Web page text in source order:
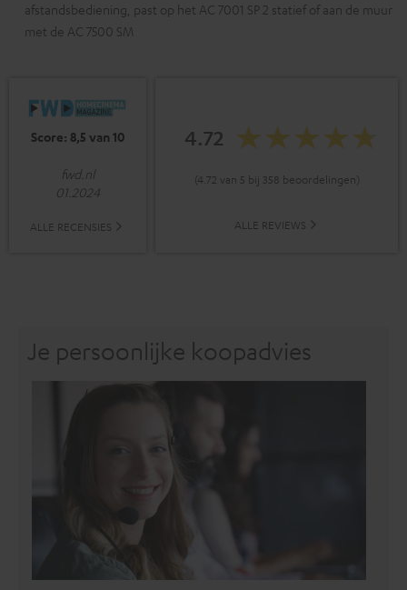
afstandsbediening, past op het AC 7001 SP 2 statief of aan de muur
met de AC 7500 SM
Score: 8,5 van 10
fwd.nl
01.2024
ALLE RECENSIES
4.72
(4.72 van 5 bij 358 beoordelingen)
ALLE REVIEWS
Je persoonlijke koopadvies